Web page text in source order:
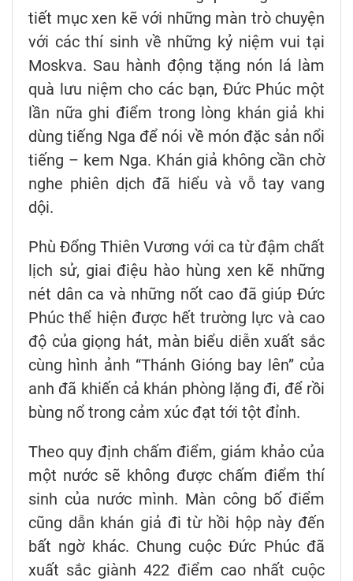
tiết mục xen kẽ với những màn trò chuyện
với các thí sinh về những kỷ niệm vui tại
Moskva. Sau hành động tặng nón lá làm
quà lưu niệm cho các bạn, Đức Phúc một
lần nữa ghi điểm trong lòng khán giả khi
dùng tiếng Nga để nói về món đặc sản nổi
tiếng – kem Nga. Khán giả không cần chờ
nghe phiên dịch đã hiểu và vỗ tay vang
dội.
Phù Đổng Thiên Vương với ca từ đậm chất
lịch sử, giai điệu hào hùng xen kẽ những
nét dân ca và những nốt cao đã giúp Đức
Phúc thể hiện được hết trường lực và cao
độ của giọng hát, màn biểu diễn xuất sắc
cùng hình ảnh “Thánh Gióng bay lên” của
anh đã khiến cả khán phòng lặng đi, để rồi
bùng nổ trong cảm xúc đạt tới tột đỉnh.
Theo quy định chấm điểm, giám khảo của
một nước sẽ không được chấm điểm thí
sinh của nước mình. Màn công bố điểm
cũng dẫn khán giả đi từ hồi hộp này đến
bất ngờ khác. Chung cuộc Đức Phúc đã
xuất sắc giành 422 điểm cao nhất cuộc